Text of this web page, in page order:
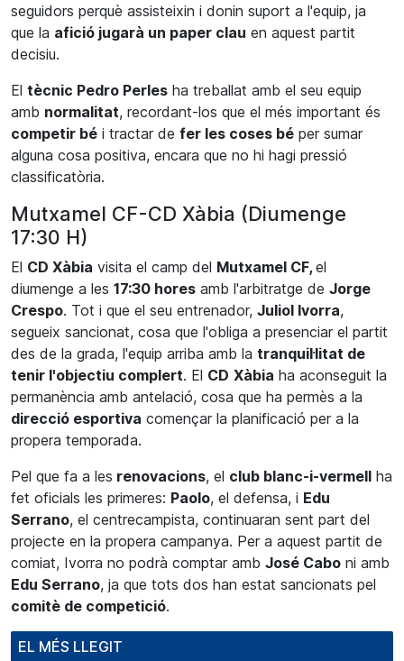
seguidors perquè assisteixin i donin suport a l'equip, ja
que la afició jugarà un paper clau en aquest partit
decisiu.
El tècnic Pedro Perles ha treballat amb el seu equip
amb normalitat, recordant-los que el més important és
competir bé i tractar de fer les coses bé per sumar
alguna cosa positiva, encara que no hi hagi pressió
classificatòria.
Mutxamel CF-CD Xàbia (Diumenge
17:30 H)
El CD Xàbia visita el camp del Mutxamel CF, el
diumenge a les 17:30 hores amb l'arbitratge de Jorge
Crespo. Tot i que el seu entrenador, Juliol Ivorra,
segueix sancionat, cosa que l'obliga a presenciar el partit
des de la grada, l'equip arriba amb la tranquil·litat de
tenir l'objectiu complert. El CD Xàbia ha aconseguit la
permanència amb antelació, cosa que ha permès a la
direcció esportiva començar la planificació per a la
propera temporada.
Pel que fa a les renovacions, el club blanc-i-vermell ha
fet oficials les primeres: Paolo, el defensa, i Edu
Serrano, el centrecampista, continuaran sent part del
projecte en la propera campanya. Per a aquest partit de
comiat, Ivorra no podrà comptar amb José Cabo ni amb
Edu Serrano, ja que tots dos han estat sancionats pel
comitè de competició.
EL MÉS LLEGIT